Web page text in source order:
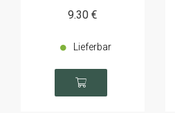
9.30 €
Lieferbar